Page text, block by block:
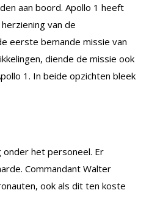
aan boord. Apollo 1 heeft
van de
eerste bemande missie van
diende de missie ook
1. In beide opzichten bleek
onder het personeel. Er
Commandant Walter
ook als dit ten koste